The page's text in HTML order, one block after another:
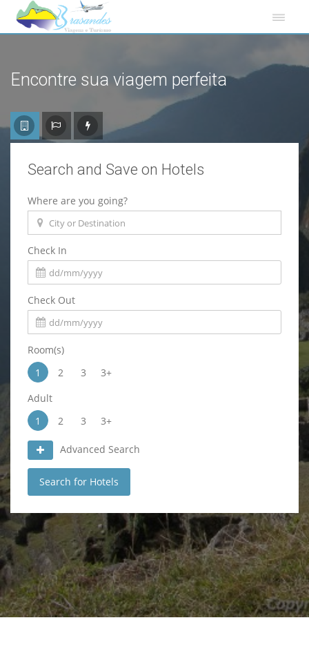
Encontre sua viagem perfeita
Search and Save on Hotels
Where are you going?
Check In
Check Out
Room(s)
1
2 3
3+
Adult
1
2 3 3+
Advanced Search
Search for Hotels